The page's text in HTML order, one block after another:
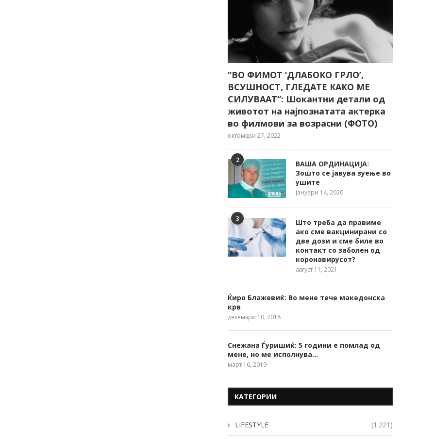
“ВО ФИМОТ ‘ДЛАБОКО ГРЛО’,
ВСУШНОСТ, ГЛЕДАТЕ КАКО МЕ
СИЛУВААТ“: Шокантни детали од
животот на најпознатата актерка
во филмови за возрасни (ФОТО)
октомври 27, 2022
2
ВАША ОРДИНАЦИЈА:
Зошто се јавува зуење во
ушите
јануари 14, 2020
3
Што треба да правиме
ако сме вакцинирани со
две дози и сме биле во
контакт со заболен од
коронавирусот?
август 11, 2021
Ќиро Блажевиќ: Во мене тече македонска
крв
декември 10, 2018
Снежана Ѓуришиќ: 5 години е помлад од
мене, но ме исполнува…
март 16, 2019
КАТЕГОРИИ
LIFESTYLE (1.221)